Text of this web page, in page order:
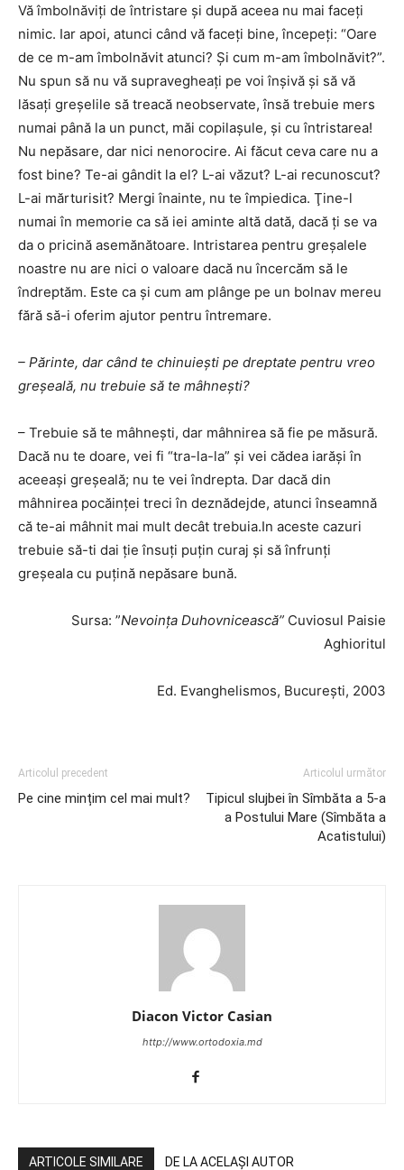
Vă îmbolnăviţi de întristare şi după aceea nu mai faceţi
nimic. Iar apoi, atunci când vă faceţi bine, începeţi: “Oare
de ce m-am îmbolnăvit atunci? Şi cum m-am îmbolnăvit?”.
Nu spun să nu vă supravegheaţi pe voi înşivă şi să vă
lăsaţi greşelile să treacă neobservate, însă trebuie mers
numai până la un punct, măi copilaşule, şi cu întristarea!
Nu nepăsare, dar nici nenorocire. Ai făcut ceva care nu a
fost bine? Te-ai gândit la el? L-ai văzut? L-ai recunoscut?
L-ai mărturisit? Mergi înainte, nu te împiedica. Ţine-l
numai în memorie ca să iei aminte altă dată, dacă ţi se va
da o pricină asemănătoare. Intristarea pentru greşalele
noastre nu are nici o valoare dacă nu încercăm să le
îndreptăm. Este ca şi cum am plânge pe un bolnav mereu
fără să-i oferim ajutor pentru întremare.
– Părinte, dar când te chinuieşti pe dreptate pentru vreo
greşeală, nu trebuie să te mâhneşti?
– Trebuie să te mâhneşti, dar mâhnirea să fie pe măsură.
Dacă nu te doare, vei fi “tra-la-la” şi vei cădea iarăşi în
aceeaşi greşeală; nu te vei îndrepta. Dar dacă din
mâhnirea pocăinţei treci în deznădejde, atunci înseamnă
că te-ai mâhnit mai mult decât trebuia.In aceste cazuri
trebuie să-ti dai ţie însuţi puţin curaj şi să înfrunţi
greşeala cu puţină nepăsare bună.
Sursa: ”Nevoința Duhovnicească” Cuviosul Paisie
Aghioritul
Ed. Evanghelismos, București, 2003
Articolul precedent
Pe cine mințim cel mai mult?
Articolul următor
Tipicul slujbei în Sîmbăta a 5-a
a Postului Mare (Sîmbăta a
Acatistului)
Diacon Victor Casian
http://www.ortodoxia.md
ARTICOLE SIMILARE DE LA ACELAȘI AUTOR